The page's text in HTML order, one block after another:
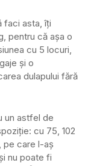
faci asta, îți
pentru că așa o
cu 5 locuri,
și o
dulapului fără
un astfel de
cu 75, 102
pe care l-aș
nu poate fi